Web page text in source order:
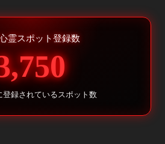
霊スポット登録数
登録されているスポット数